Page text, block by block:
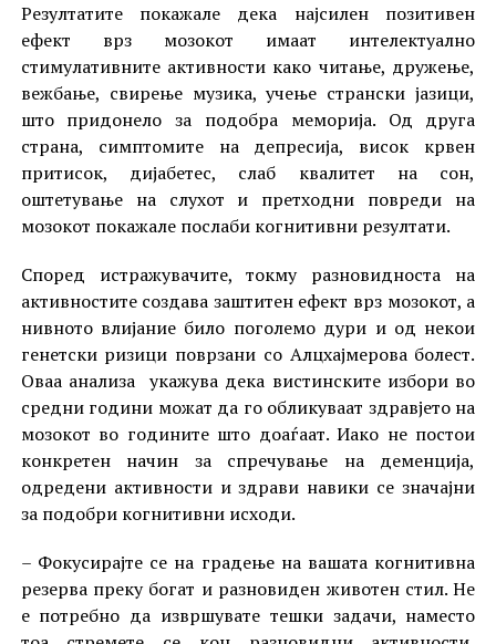
Резултатите покажале дека најсилен позитивен
ефект врз мозокот имаат интелектуално
стимулативните активности како читање, дружење,
вежбање, свирење музика, учење странски јазици,
што придонело за подобра меморија. Од друга
страна, симптомите на депресија, висок крвен
притисок, дијабетес, слаб квалитет на сон,
оштетување на слухот и претходни повреди на
мозокот покажале послаби когнитивни резултати.
Според истражувачите, токму разновидноста на
активностите создава заштитен ефект врз мозокот, а
нивното влијание било поголемо дури и од некои
генетски ризици поврзани со Алцхајмерова болест.
Оваа анализа укажува дека вистинските избори во
средни години можат да го обликуваат здравјето на
мозокот во годините што доаѓаат. Иако не постои
конкретен начин за спречување на деменција,
одредени активности и здрави навики се значајни
за подобри когнитивни исходи.
– Фокусирајте се на градење на вашата когнитивна
резерва преку богат и разновиден животен стил. Не
е потребно да извршувате тешки задачи, наместо